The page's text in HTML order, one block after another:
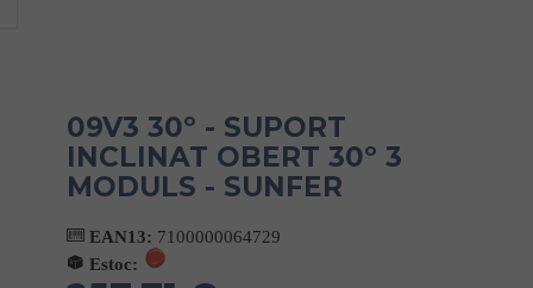
09V3 30º - SUPORT
INCLINAT OBERT 30º 3
MODULS - SUNFER
EAN13: 7100000064729
Estoc: